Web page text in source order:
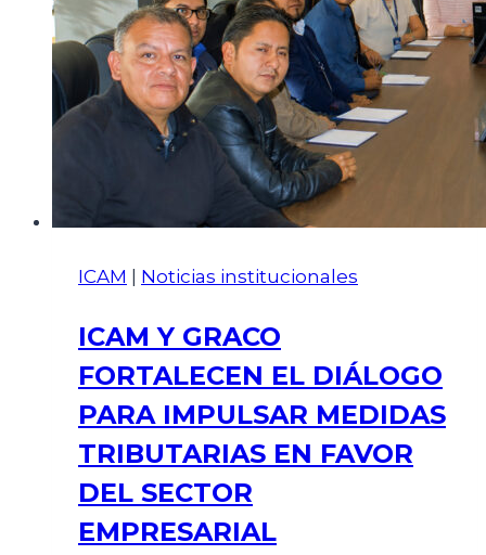
ICAM Noticias institucionales
ICAM Y GRACO
FORTALECEN EL DIÁLOGO
PARA IMPULSAR MEDIDAS
TRIBUTARIAS EN FAVOR
DEL SECTOR
EMPRESARIAL